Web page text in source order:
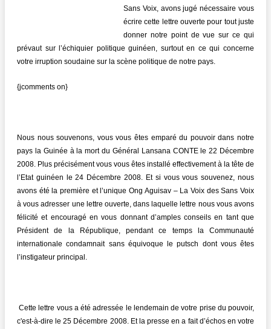
Sans Voix, avons jugé nécessaire vous
écrire cette lettre ouverte pour tout juste
donner notre point de vue sur ce qui
prévaut sur l’échiquier politique guinéen, surtout en ce qui concerne
votre irruption soudaine sur la scène politique de notre pays.
{jcomments on}
Nous nous souvenons, vous vous êtes emparé du pouvoir dans notre
pays la Guinée à la mort du Général Lansana CONTE le 22 Décembre
2008. Plus précisément vous vous êtes installé effectivement à la tête de
l’Etat guinéen le 24 Décembre 2008. Et si vous vous souvenez, nous
avons été la première et l’unique Ong Aguisav – La Voix des Sans Voix
à vous adresser une lettre ouverte, dans laquelle lettre nous vous avons
félicité et encouragé en vous donnant d’amples conseils en tant que
Président de la République, pendant ce temps la Communauté
internationale condamnait sans équivoque le putsch dont vous êtes
l’instigateur principal.
Cette lettre vous a été adressée le lendemain de votre prise du pouvoir,
c'est-à-dire le 25 Décembre 2008. Et la presse en a fait d’échos en votre